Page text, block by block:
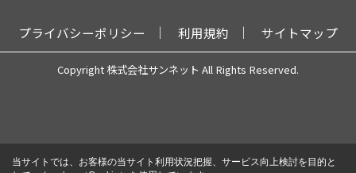
プライバシーポリシー 利用規約 サイトマップ
Copyright 株式会社サンネット All Rights Reserved.
当サイトでは、お客様の当サイト利用状況把握、サービス向上検討を目的と